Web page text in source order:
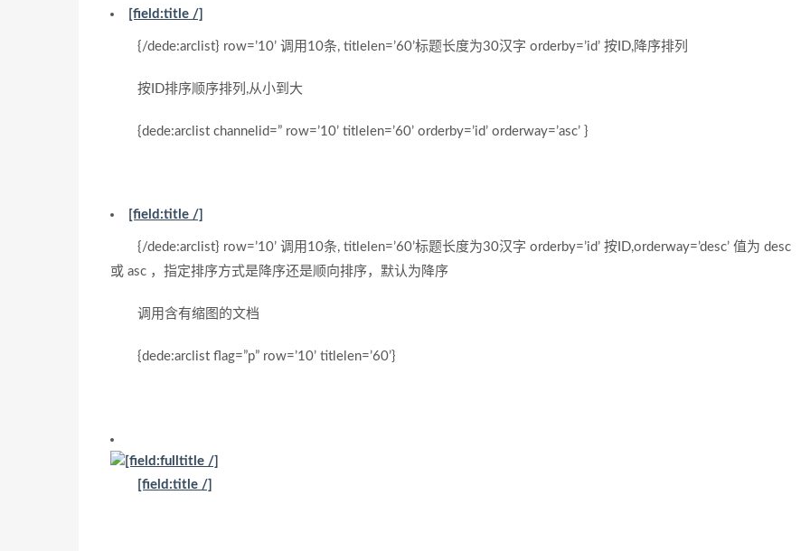
[field:title /]
{/dede:arclist} row=’10’ 调用10条, titlelen=’60’标题长度为30汉字 orderby=’id’ 按ID,降序排列
按ID排序顺序排列,从小到大
{dede:arclist channelid=” row=’10’ titlelen=’60’ orderby=’id’ orderway=’asc’ }
[field:title /]
{/dede:arclist} row=’10’ 调用10条, titlelen=’60’标题长度为30汉字 orderby=’id’ 按ID,orderway=’desc’ 值为 desc
或 asc ，指定排序方式是降序还是顺向排序，默认为降序
调用含有缩图的文档
{dede:arclist flag=”p” row=’10’ titlelen=’60’}
[field:title /]